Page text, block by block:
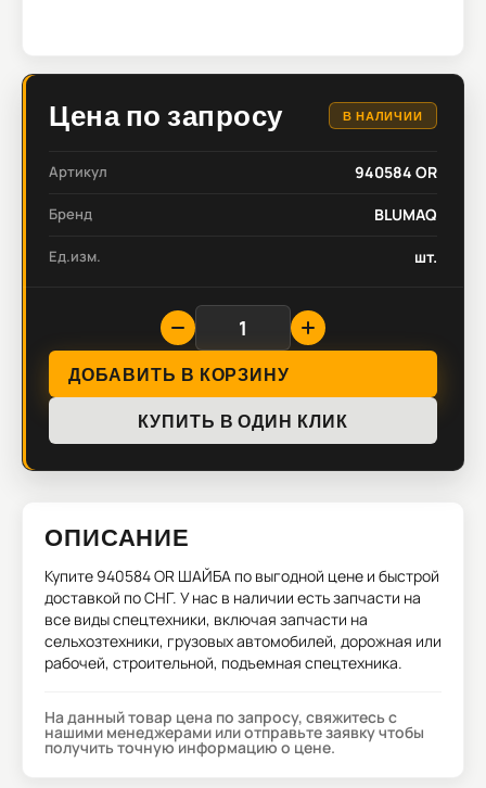
Цена по запросу В НАЛИЧИИ
Артикул 940584 OR
Бренд BLUMAQ
Ед.изм. шт.
ДОБАВИТЬ В КОРЗИНУ
КУПИТЬ В ОДИН КЛИК
ОПИСАНИЕ
Купите 940584 OR ШАЙБА по выгодной цене и быстрой
доставкой по СНГ. У нас в наличии есть запчасти на
все виды спецтехники, включая запчасти на
сельхозтехники, грузовых автомобилей, дорожная или
рабочей, строительной, подъемная спецтехника.
На данный товар цена по запросу, свяжитесь с
нашими менеджерами или отправьте заявку чтобы
получить точную информацию о цене.